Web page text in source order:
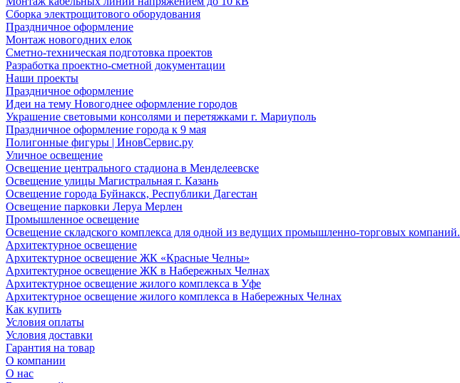
Сборка электрощитового оборудования
Праздничное оформление
Монтаж новогодних елок
Сметно-техническая подготовка проектов
Разработка проектно-сметной документации
Наши проекты
Праздничное оформление
Идеи на тему Новогоднее оформление городов
Украшение световыми консолями и перетяжками г. Мариуполь
Праздничное оформление города к 9 мая
Полигонные фигуры | ИновСервис.ру
Уличное освещение
Освещение центрального стадиона в Менделеевске
Освещение улицы Магистральная г. Казань
Освещение города Буйнакск, Республики Дагестан
Освещение парковки Леруа Мерлен
Промышленное освещение
Освещение складского комплекса для одной из ведущих промышленно-торговых компаний.
Архитектурное освещение
Архитектурное освещение ЖК «Красные Челны»
Архитектурное освещение ЖК в Набережных Челнах
Архитектурное освещение жилого комплекса в Уфе
Архитектурное освещение жилого комплекса в Набережных Челнах
Как купить
Условия оплаты
Условия доставки
Гарантия на товар
О компании
О нас